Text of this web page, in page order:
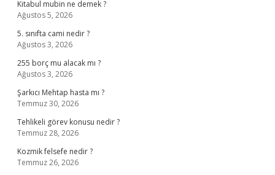
Kitabul mubin ne demek ?
Ağustos 5, 2026
5. sınıfta cami nedir ?
Ağustos 3, 2026
255 borç mu alacak mı ?
Ağustos 3, 2026
Şarkıcı Mehtap hasta mı ?
Temmuz 30, 2026
Tehlikeli görev konusu nedir ?
Temmuz 28, 2026
Kozmik felsefe nedir ?
Temmuz 26, 2026